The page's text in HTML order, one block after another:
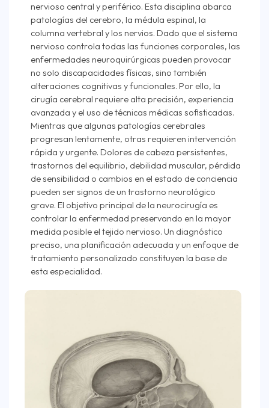
nervioso central y periférico. Esta disciplina abarca
patologías del cerebro, la médula espinal, la
columna vertebral y los nervios. Dado que el sistema
nervioso controla todas las funciones corporales, las
enfermedades neuroquirúrgicas pueden provocar
no solo discapacidades físicas, sino también
alteraciones cognitivas y funcionales. Por ello, la
cirugía cerebral requiere alta precisión, experiencia
avanzada y el uso de técnicas médicas sofisticadas.
Mientras que algunas patologías cerebrales
progresan lentamente, otras requieren intervención
rápida y urgente. Dolores de cabeza persistentes,
trastornos del equilibrio, debilidad muscular, pérdida
de sensibilidad o cambios en el estado de conciencia
pueden ser signos de un trastorno neurológico
grave. El objetivo principal de la neurocirugía es
controlar la enfermedad preservando en la mayor
medida posible el tejido nervioso. Un diagnóstico
preciso, una planificación adecuada y un enfoque de
tratamiento personalizado constituyen la base de
esta especialidad.